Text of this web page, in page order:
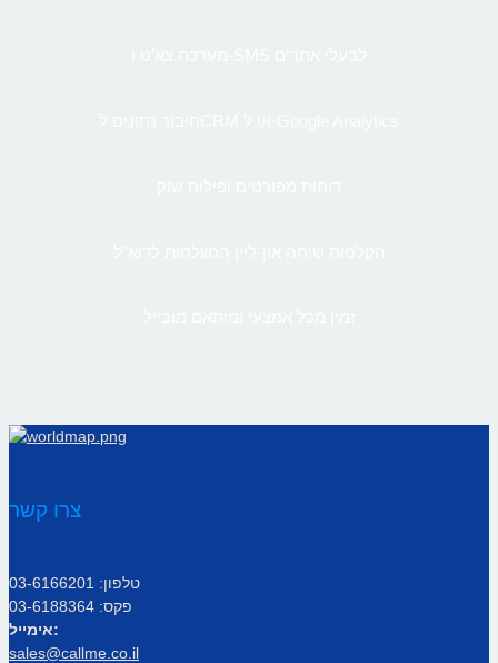
צרו קשר
טלפון: 03-6166201
פקס: 03-6188364
אימייל:
sales@callme.co.il